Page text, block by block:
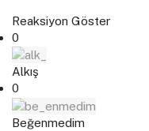
Reaksiyon Göster
0
Alkış
0
Beğenmedim